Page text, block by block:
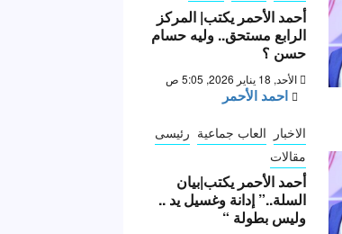
أحمد الأحمر يكتب| المركز
الرابع مستحق.. وليه حسام
حسن ؟
الأحد, 18 يناير 2026, 5:05 ص
احمد الأحمر
الاخبار العاب جماعية رئيسى
مقالات
أحمد الأحمر يكتب|بيان
السلة..” إدانة وغسيل يد ..
وليس بطولة “